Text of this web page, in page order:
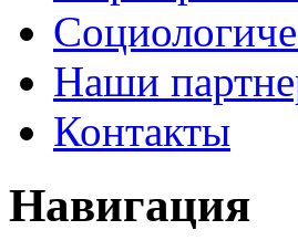
Наши
Контакты
Навигация